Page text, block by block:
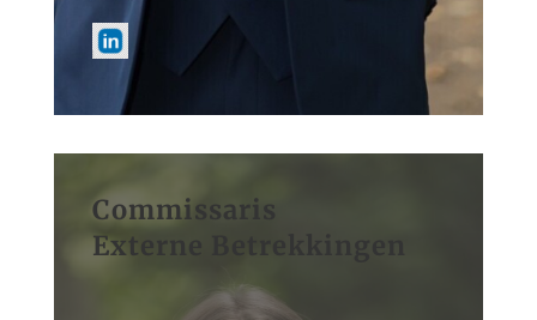
Commissaris
Externe Betrekkingen